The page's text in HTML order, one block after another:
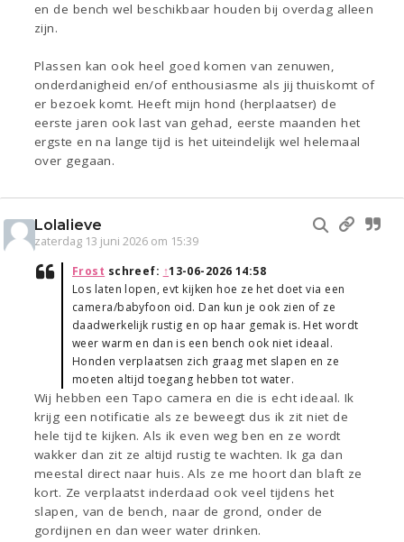
en de bench wel beschikbaar houden bij overdag alleen
zijn.
Plassen kan ook heel goed komen van zenuwen,
onderdanigheid en/of enthousiasme als jij thuiskomt of
er bezoek komt. Heeft mijn hond (herplaatser) de
eerste jaren ook last van gehad, eerste maanden het
ergste en na lange tijd is het uiteindelijk wel helemaal
over gegaan.
Lolalieve
zaterdag 13 juni 2026 om 15:39
Frost schreef: ↑13-06-2026 14:58
Los laten lopen, evt kijken hoe ze het doet via een
camera/babyfoon oid. Dan kun je ook zien of ze
daadwerkelijk rustig en op haar gemak is. Het wordt
weer warm en dan is een bench ook niet ideaal.
Honden verplaatsen zich graag met slapen en ze
moeten altijd toegang hebben tot water.
Wij hebben een Tapo camera en die is echt ideaal. Ik
krijg een notificatie als ze beweegt dus ik zit niet de
hele tijd te kijken. Als ik even weg ben en ze wordt
wakker dan zit ze altijd rustig te wachten. Ik ga dan
meestal direct naar huis. Als ze me hoort dan blaft ze
kort. Ze verplaatst inderdaad ook veel tijdens het
slapen, van de bench, naar de grond, onder de
gordijnen en dan weer water drinken.